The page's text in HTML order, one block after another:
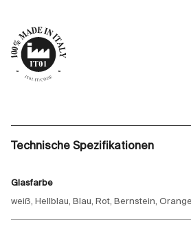
Technische Spezifikationen
Glasfarbe
weiß, Hellblau, Blau, Rot, Bernstein, Orange